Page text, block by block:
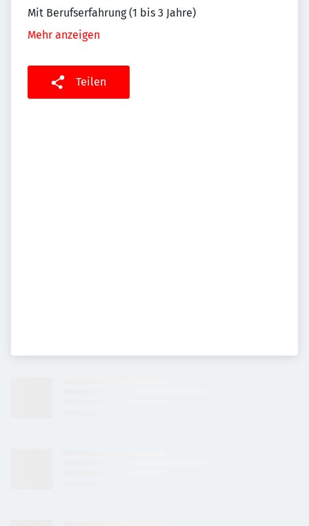
Mit Berufserfahrung (1 bis 3 Jahre)
Mehr anzeigen
Teilen